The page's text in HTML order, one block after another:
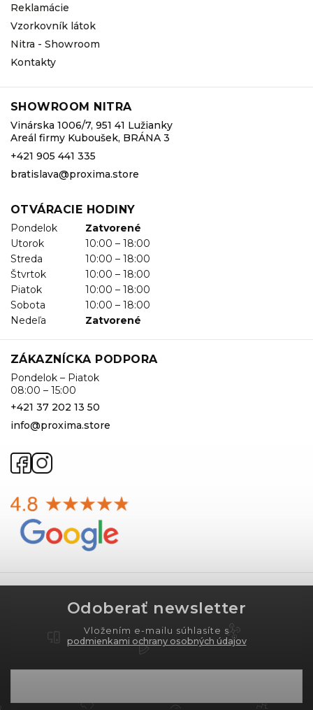
Reklamácie
Vzorkovník látok
Nitra - Showroom
Kontakty
SHOWROOM NITRA
Vinárska 1006/7, 951 41 Lužianky
Areál firmy Kuboušek, BRÁNA 3
+421 905 441 335
bratislava@proxima.store
OTVÁRACIE HODINY
Pondelok
Zatvorené
Utorok
10:00 – 18:00
Streda
10:00 – 18:00
Štvrtok
10:00 – 18:00
Piatok
10:00 – 18:00
Sobota
10:00 – 18:00
Nedeľa
Zatvorené
ZÁKAZNÍCKA PODPORA
Pondelok – Piatok
08:00 – 15:00
+421 37 202 13 50
info@proxima.store
Odoberať newsletter
Vložením e-mailu súhlasíte s
podmienkami ochrany osobných údajov